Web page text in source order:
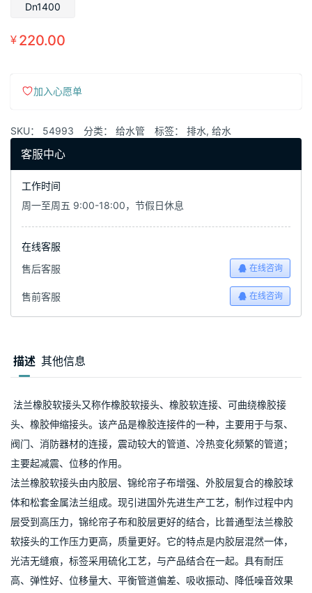
Dn1400
¥ 220.00
加入心愿单
SKU： 54993 分类： 给水管 标签： 排水, 给水
客服中心
工作时间
周一至周五 9:00-18:00，节假日休息
在线客服
售后客服
在线咨询
售前客服 在线咨询
描述 其他信息
头、橡胶伸缩接头。该产品是橡胶连接件的一种，主要用于与泵、
阀门、消防器材的连接，震动较大的管道、冷热变化频繁的管道；
主要起减震、位移的作用。
法兰橡胶软接头由内胶层、锦纶帘子布增强、外胶层复合的橡胶球
体和松套金属法兰组成。现引进国外先进生产工艺，制作过程中内
层受到高压力，锦纶帘子布和胶层更好的结合，比普通型法兰橡胶
软接头的工作压力更高，质量更好。它的特点是内胶层混然一体，
光洁无缝痕，标签采用硫化工艺，与产品结合在一起。具有耐压
高、弹性好、位移量大、平衡管道偏差、吸收振动、降低噪音效果